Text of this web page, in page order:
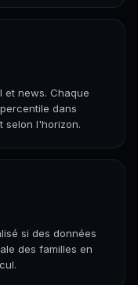
et news. Chaque
dans
selon l'horizon.
si des données
des familles en